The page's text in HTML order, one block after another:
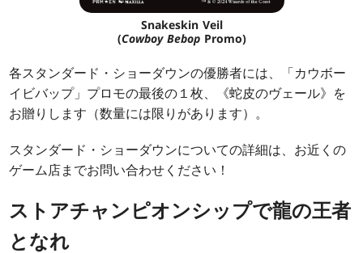
Snakeskin Veil
(Cowboy BebopPromo)
各スタンダード・ショーダウンの優勝者には、「カウボー
イビバップ」プロモの最後の１枚、《蛇皮のヴェール》を
お贈りします（数量には限りがあります）。
スタンダード・ショーダウンについての詳細は、お近くの
ゲーム店までお問い合わせください！
ストアチャンピオンシップで龍の王者
となれ